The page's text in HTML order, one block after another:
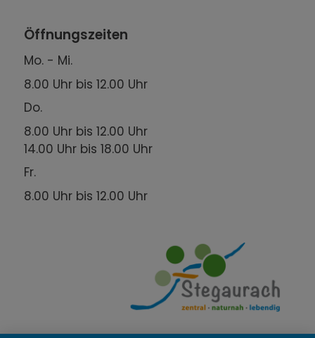
Öffnungszeiten
Mo. - Mi.
8.00 Uhr bis 12.00 Uhr
Do.
8.00 Uhr bis 12.00 Uhr
14.00 Uhr bis 18.00 Uhr
Fr.
8.00 Uhr bis 12.00 Uhr